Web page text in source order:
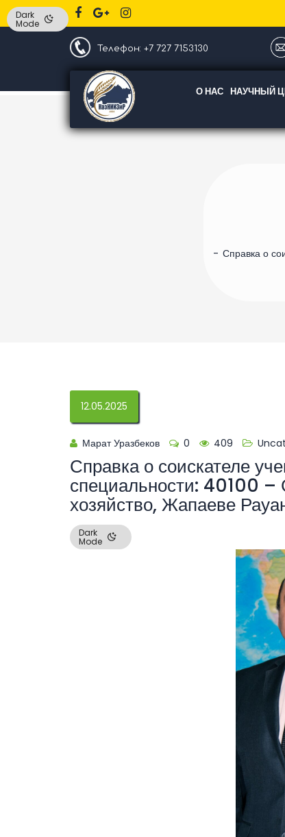
Телефон: +7 727 7153130
О НАС НАУЧНЫЙ
Справка о
12.05.2025
Марат Уразбеков 0 409
Справка о соискателе
специальности: 40100 –
хозяйство, Жапаеве
Dark
Mode
Dark
Mode